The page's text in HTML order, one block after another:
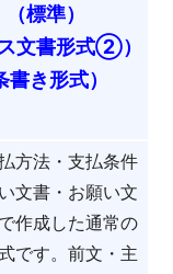
標準）
文書形式②）
書き形式）
方法・支払条件
文書・お願い文
作成した通常の
です。前文・主